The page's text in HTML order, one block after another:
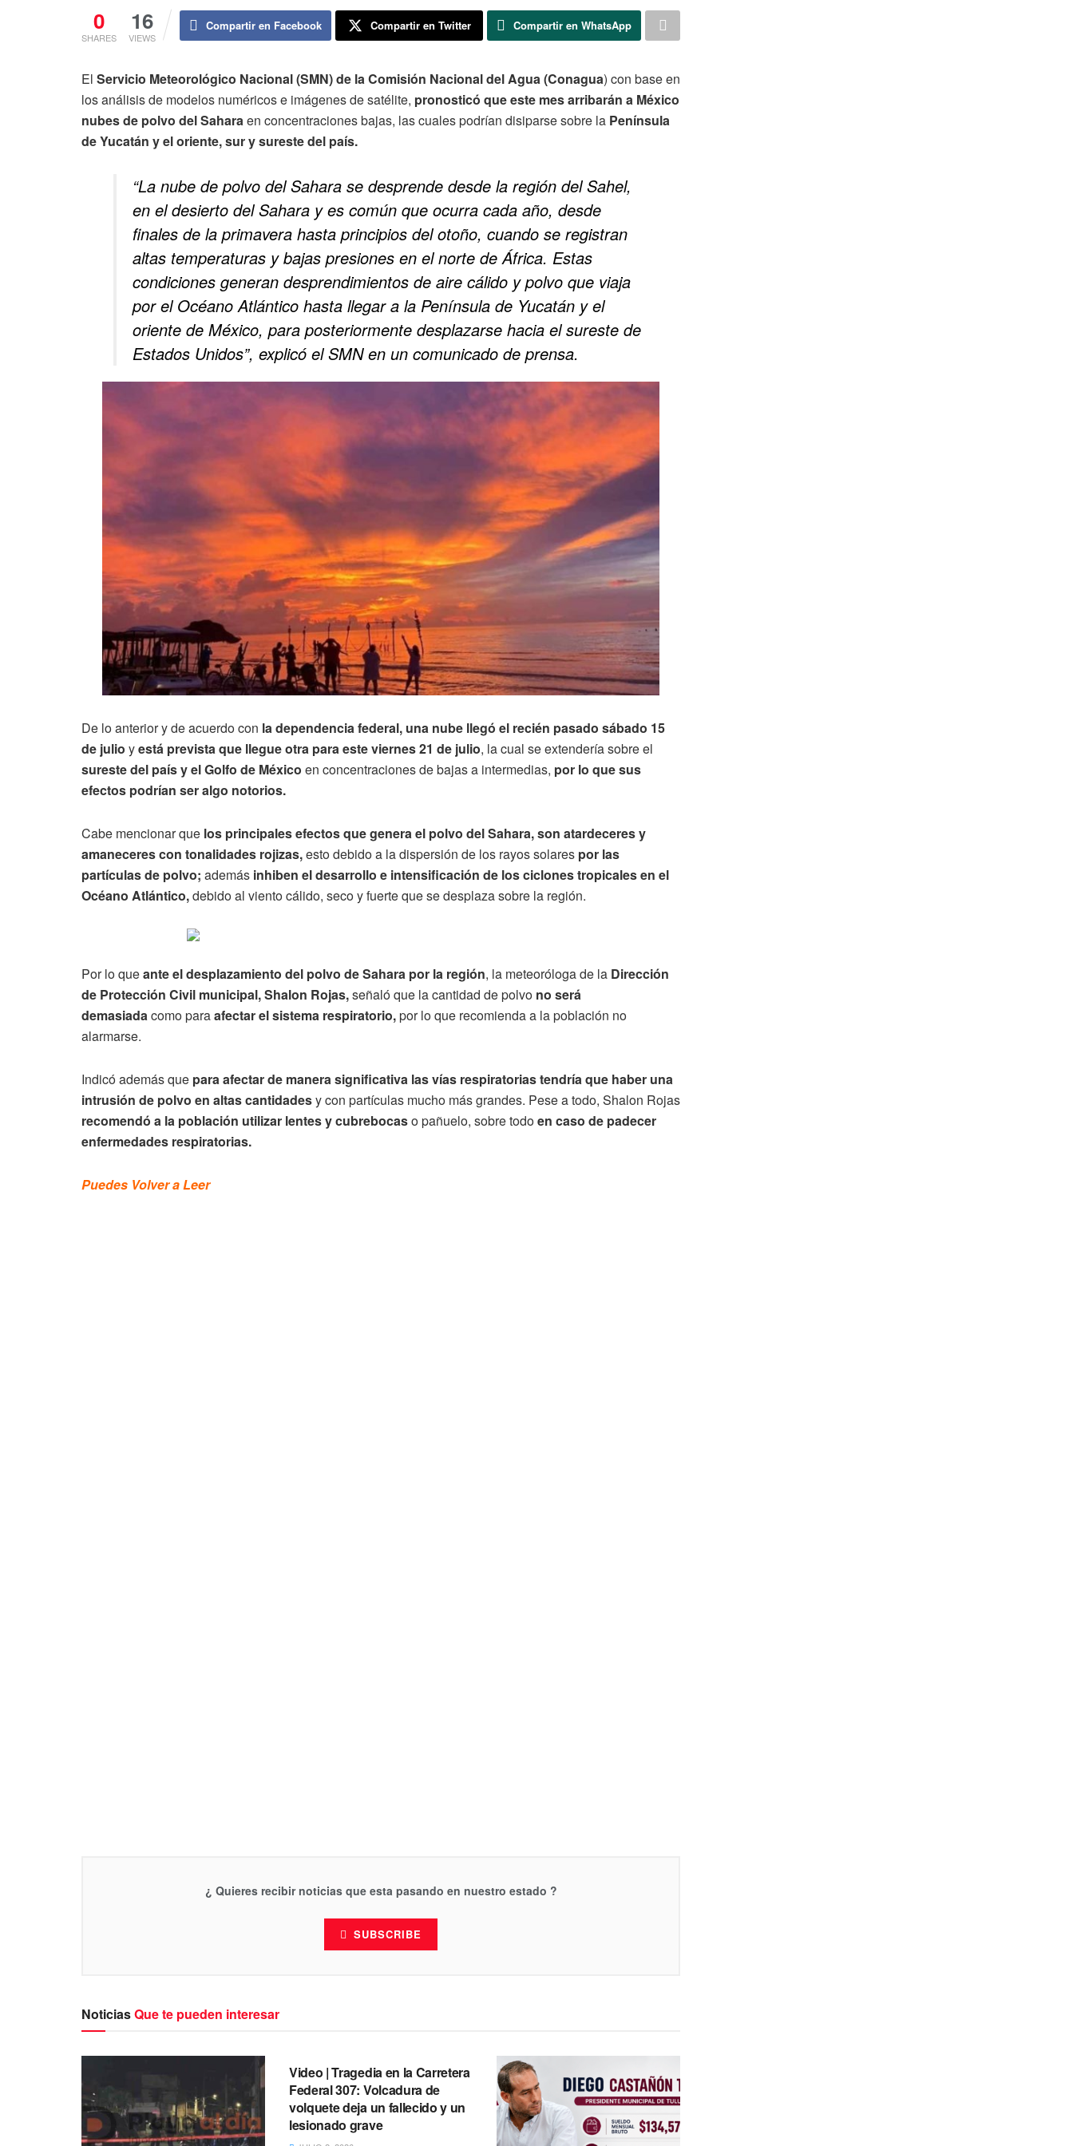
0
SHARES
16
VIEWS
Compartir en Facebook Compartir en Twitter Compartir en WhatsApp
El Servicio Meteorológico Nacional (SMN) de la Comisión Nacional del Agua (Conagua) con base en
los análisis de modelos numéricos e imágenes de satélite, pronosticó que este mes arribarán a México
nubes de polvo del Saharaen concentraciones bajas, las cuales podrían disiparse sobre la Península
de Yucatán y el oriente, sur y sureste del país.
“La nube de polvo del Sahara se desprende desde la región del Sahel,
en el desierto del Sahara y es común que ocurra cada año, desde
finales de la primavera hasta principios del otoño, cuando se registran
altas temperaturas y bajas presiones en el norte de África. Estas
condiciones generan desprendimientos de aire cálido y polvo que viaja
por el Océano Atlántico hasta llegar a la Península de Yucatán y el
oriente de México, para posteriormente desplazarse hacia el sureste de
Estados Unidos”, explicó el SMN en un comunicado de prensa.
De lo anterior y de acuerdo con la dependencia federal, una nube llegó el recién pasado sábado 15
de julio yestá prevista que llegue otra para este viernes 21 de julio, la cual se extendería sobre el
sureste del país y el Golfo de México en concentraciones de bajas a intermedias, por lo que sus
efectos podrían ser algo notorios.
Cabe mencionar que los principales efectos que genera el polvo del Sahara, son atardeceres y
amaneceres con tonalidades rojizas,esto debido a la dispersión de los rayos solares por las
partículas de polvo; además inhiben el desarrollo e intensificación de los ciclones tropicales en el
Océano Atlántico,debido al viento cálido, seco y fuerte que se desplaza sobre la región.
Por lo queante el desplazamiento del polvo de Sahara por la región, la meteoróloga de la Dirección
de Protección Civil municipal, Shalon Rojas,señaló que la cantidad de polvo no será
demasiada como paraafectar el sistema respiratorio,por lo que recomienda a la población no
alarmarse.
Indicó además que para afectar de manera significativa las vías respiratorias tendría que haber una
intrusión de polvo en altas cantidadesy con partículas mucho más grandes. Pese a todo, Shalon Rojas
recomendó a la población utilizar lentes y cubrebocaso pañuelo, sobre todoen caso de padecer
enfermedades respiratorias.
Puedes Volver a Leer
¿ Quieres recibir noticias que esta pasando en nuestro estado ?
SUBSCRIBE
NoticiasQue te pueden interesar
Video | Tragedia en la Carretera
Federal 307: Volcadura de
volquete deja un fallecido y un
lesionado grave